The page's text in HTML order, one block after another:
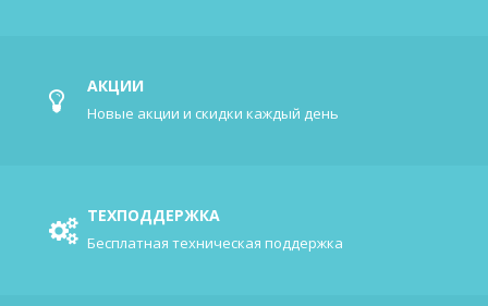
АКЦИИ
Новые акции и скидки каждый день
ТЕХПОДДЕРЖКА
Бесплатная техническая поддержка